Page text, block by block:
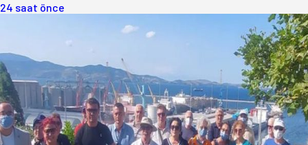
24 saat önce